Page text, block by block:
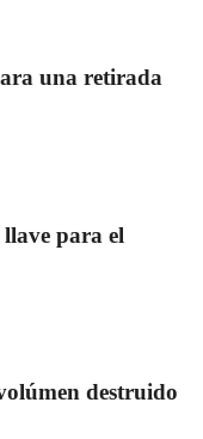
una retirada
para el
destruido